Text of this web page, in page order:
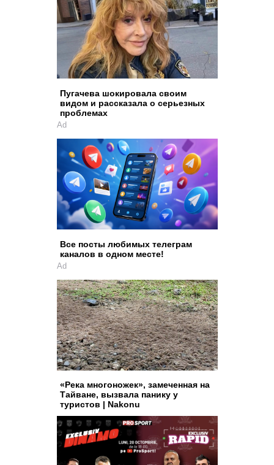
Пугачева шокировала своим
видом и рассказала о серьезных
проблемах
Ad
Все посты любимых телеграм
каналов в одном месте!
Ad
«Река многоножек», замеченная на
Тайване, вызвала панику у
туристов | Nakonu